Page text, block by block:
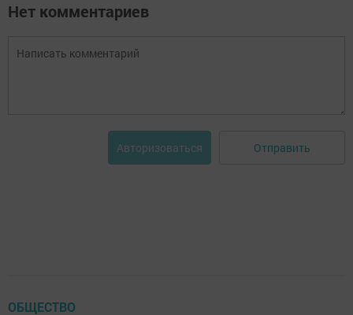
Нет комментариев
Авторизоваться Отправить
ОБЩЕСТВО